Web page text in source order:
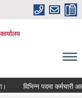
विभिन्न पदमा कर्मचारी